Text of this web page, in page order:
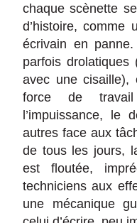
chaque scènette
d’histoire, comme
écrivain en
parfois
avec une cisaille),
force de
l’impuissance, le
autres face aux
de tous les jours,
est floutée,
techniciens aux
une mécanique